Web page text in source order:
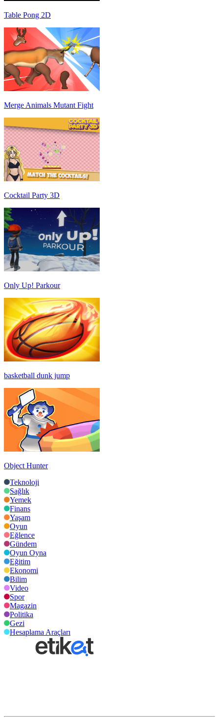
Table Pong 2D
Merge Animals Mutant Fight
Cocktail Party 3D
Only Up! Parkour
basketball dunk jump
Object Hunter
Teknoloji
Sağlık
Yemek
Finans
Yaşam
Oyun
Eğlence
Gündem
Oyun Oyna
Eğitim
Ekonomi
Bilim
Video
Spor
Magazin
Politika
Gezi
Hesaplama Araçları